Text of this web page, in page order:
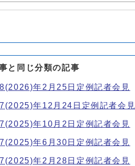
と同じ分類の記事
年2月25日定例記者会見
年12月24日定例記者会見
年10月2日定例記者会見
年6月30日定例記者会見
年2月28日定例記者会見